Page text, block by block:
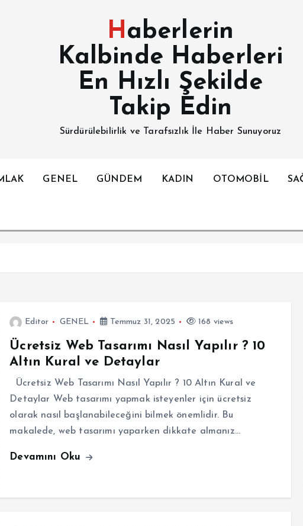
Haberlerin
Kalbinde Haberleri
En Hızlı Şekilde
Takip Edin
Sürdürülebilirlik ve Tarafsızlık İle Haber Sunuyoruz
GENEL GÜNDEM KADIN OTOMOBİL
Editor GENEL Temmuz 31, 2025 168 views
Ücretsiz Web Tasarımı Nasıl Yapılır ? 10
Altın Kural ve Detaylar
Ücretsiz Web Tasarımı Nasıl Yapılır ? 10 Altın Kural ve
Detaylar Web tasarımı yapmak isteyenler için ücretsiz
olarak nasıl başlanabileceğini bilmek önemlidir. Bu
makalede, web tasarımı yaparken dikkate almanız…
Devamını Oku